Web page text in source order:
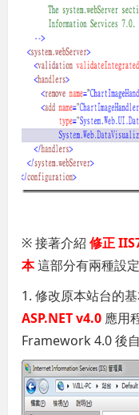
※ 接著介紹修正
本這部分有兩種設定
1. 修改原本站台的
ASP.NET v4.0 應用
Framework 4.0 後